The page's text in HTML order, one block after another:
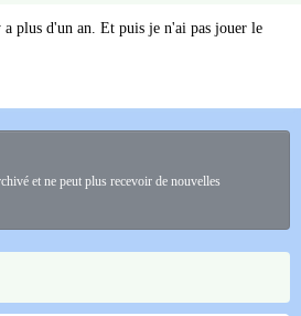
plus d'un an. Et puis je n'ai pas jouer le
et ne peut plus recevoir de nouvelles